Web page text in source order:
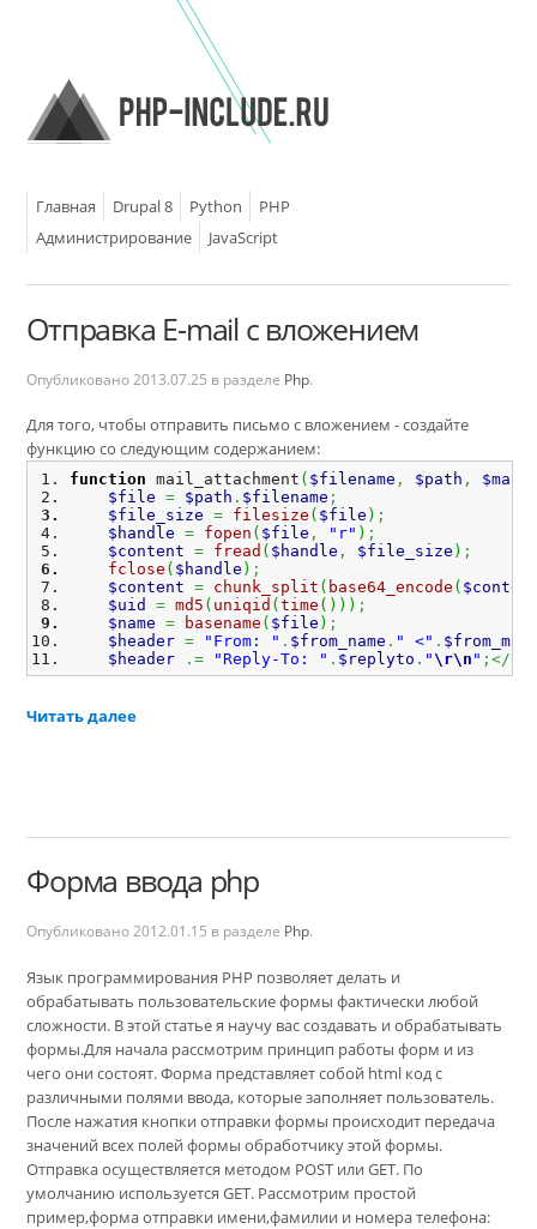
Главная Drupal 8 Python
PHP
Администрирование
JavaScript
Отправка E-mail с вложением
Опубликовано 2013.07.25 в разделе Php.
Для того, чтобы отправить письмо с вложением - создайте
функцию со следующим содержанием:
function mail_attachment ( $filename , $path ,
$file
= $path . $filename ;
$file_size
= filesize ( $file ) ;
$handle
= fopen ( $file , "r" ) ;
$content
= fread ( $handle , $file_size ) ;
fclose ( $handle ) ;
$content
= chunk_split ( base64_encode (
$uid
= md5 ( uniqid (time ( ) ) ) ;
$name
= basename ( $file ) ;
$header = "From: " . $from_name . " <" .
$header
.= "Reply-To: " . $replyto . "\r\n " ;</
Читать далее
Форма ввода php
Опубликовано2012.01.15 в разделе Php.
Язык программирования PHP позволяет делать и
обрабатывать пользовательские формы фактически любой
сложности. В этой статье я научу вас создавать и обрабатывать
формы.Для начала рассмотрим принцип работы форм и из
чего они состоят. Форма представляет собой html код с
различными полями ввода, которые заполняет пользователь.
После нажатия кнопки отправки формы происходит передача
значений всех полей формы обработчику этой формы.
Отправка осуществляется методом POST или GET. По
умолчанию используется GET. Рассмотрим простой
пример,форма отправки имени,фамилии и номера телефона: